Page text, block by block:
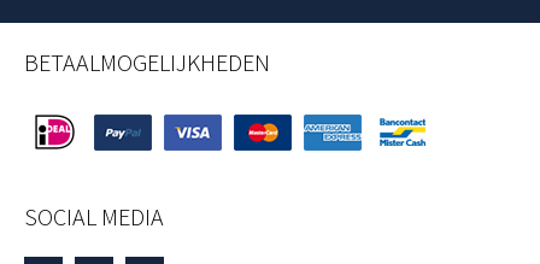
BETAALMOGELIJKHEDEN
SOCIAL MEDIA